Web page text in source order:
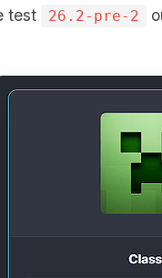
test
26.2-pre-2